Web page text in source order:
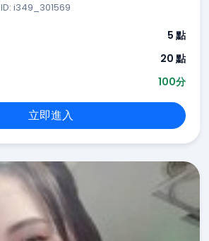
ID: i349_301569
5 點
20 點
100分
立即進入